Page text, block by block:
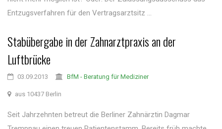
Entzugsverfahren für den Vertragsarztsitz ...
Stabübergabe in der Zahnarztpraxis an der
Luftbrücke
03.09.2013 BfM - Beratung für Mediziner
aus 10437 Berlin
Seit Jahrzehnten betreut die Berliner Zahnärztin Dagmar